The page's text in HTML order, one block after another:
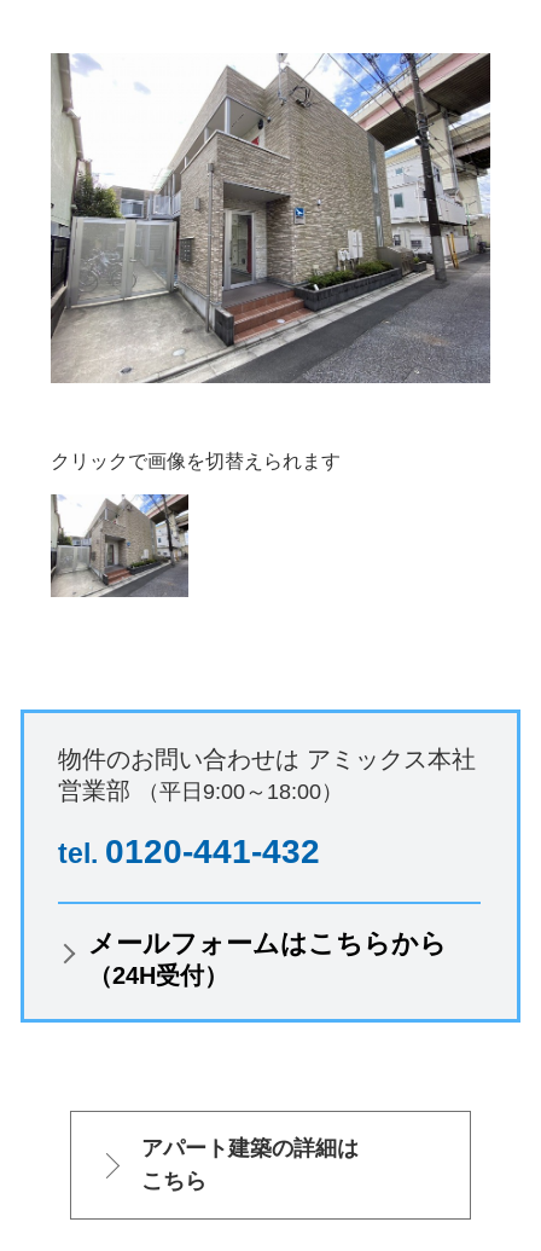
クリックで画像を切替えられます
物件のお問い合わせは アミックス本社
営業部
（平日9:00～18:00）
tel. 0120-441-432
メールフォームはこちらから
（24H受付）
アパート建築の詳細は
こちら